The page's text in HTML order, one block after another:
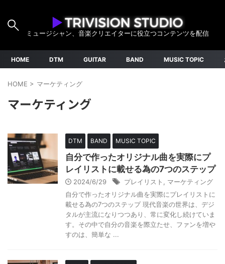
ミュージシャン、音楽クリエイターに役立つコンテンツを配信
HOME DTM GUITAR BAND MUSIC TOPIC
HOME > マーケティング
マーケティング
DTM BAND MUSIC TOPIC
自分で作ったオリジナル曲を実際にプ
レイリストに載せる為の7つのステップ
2024/6/29 プレイリスト
マーケティング
自分で作ったオリジナル曲を実際にプレイリストに
載せる為の7つのステップ 現代音楽の世界は、デジ
タルが主流になりつつあり、常に変化し続けていま
す。その中で自分の音楽を際立たせ、ファンを増や
すのは、簡単な ...